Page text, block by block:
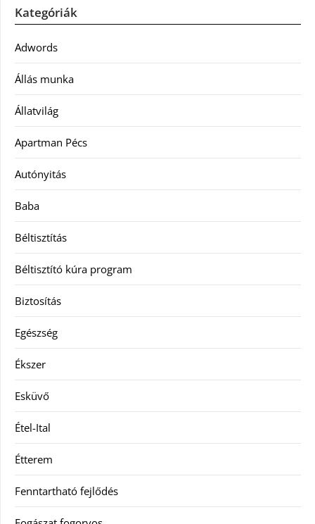
Kategóriák
Adwords
Állás munka
Állatvilág
Apartman Pécs
Autónyitás
Baba
Béltisztítás
Béltisztító kúra program
Biztosítás
Egészség
Ékszer
Esküvő
Étel-Ital
Étterem
Fenntartható fejlődés